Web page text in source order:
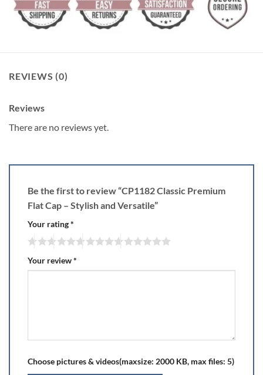
REVIEWS (0)
Reviews
There are no reviews yet.
Be the first to review “CP1182 Classic Premium
Flat Cap – Stylish and Versatile”
Your rating*
Your review*
Choose pictures & videos(maxsize: 2000 KB, max files: 5)